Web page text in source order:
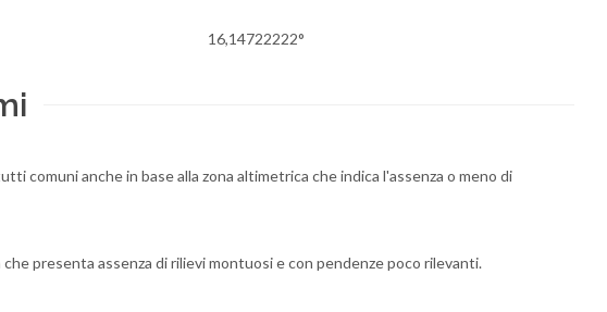
16,14722222°
comuni anche in base alla zona altimetrica che indica l'assenza o meno di
presenta assenza di rilievi montuosi e con pendenze poco rilevanti.